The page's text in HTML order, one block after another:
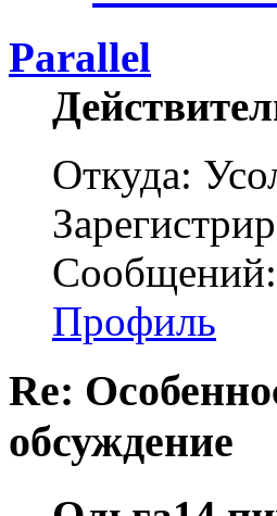
Parallel
Откуда:
Профиль
Re:
обсуждение